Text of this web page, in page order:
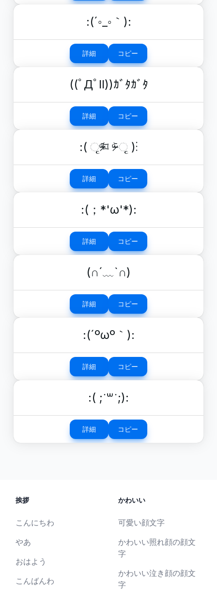
:(´◦_◦｀):
詳細 コピー
((ﾟДﾟll))ｶﾞﾀｶﾞﾀ
詳細 コピー
:( ૃᵒ̴̶̷᷄⌑ ᵒ̴̶̷᷅ ૃ )⁝
詳細 コピー
:(；*'ω'*):
詳細 コピー
(∩´﹏`∩)
詳細 コピー
:(´ºωº｀):
詳細 コピー
:( ;˙꒳˙;):
詳細 コピー
挨拶
こんにちわ
やあ
おはよう
こんばんわ
かわいい
可愛い顔文字
かわいい照れ顔の顔文
字
かわいい泣き顔の顔文
字